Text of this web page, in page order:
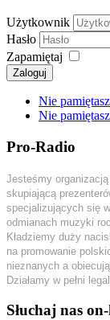
Użytkownik
Hasło
Zapamiętaj
Zaloguj
Nie
Nie pamiętasz
Pro-Radio
Jesteśmy organizacją
skupiającą
specjalizujących się
odmianach muzyki
Kładziemy duży
na promowanie
nieznanych a
Działamy w pełni
Słuchaj nas